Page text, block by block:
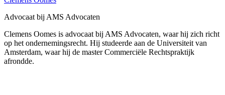
Advocaat bij AMS Advocaten
Clemens Oomes is advocaat bij AMS Advocaten, waar hij zich richt
op het ondernemingsrecht. Hij studeerde aan de Universiteit van
Amsterdam, waar hij de master Commerciële Rechtspraktijk
afrondde.